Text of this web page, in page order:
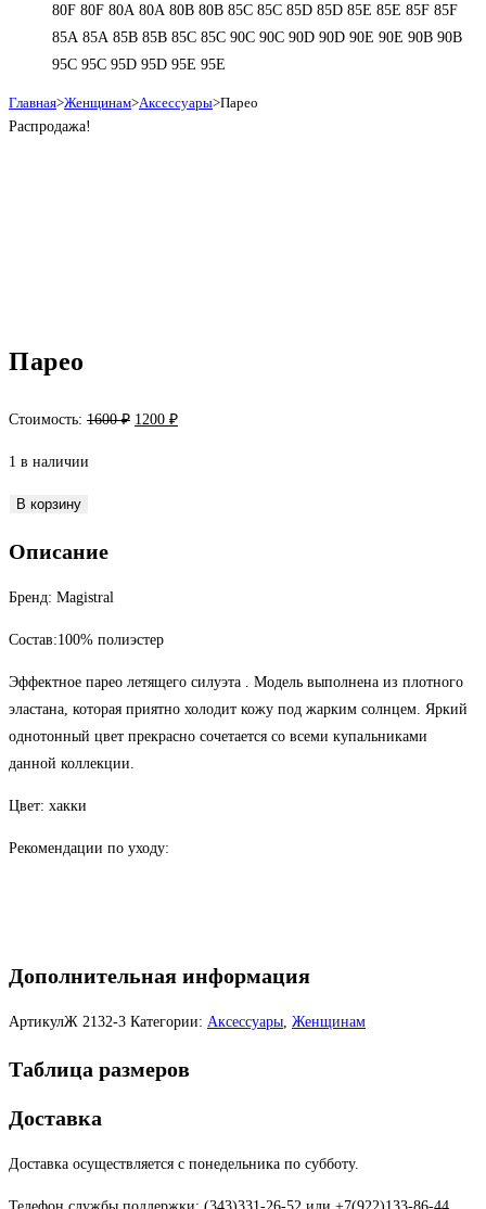
80F 80F 80А 80А 80В 80В 85C 85C 85D 85D 85E 85E 85F 85F
85А 85А 85В 85В 85С 85С 90C 90C 90D 90D 90E 90E 90В 90В
95C 95C 95D 95D 95E 95E
Главная>Женщинам>Аксессуары>Парео
Распродажа!
Парео
Стоимость: 1600₽ Первоначальная
1200 ₽Текущая
1 в наличии
Количество
Парео
В корзину
Описание
Бренд: Magistral
Состав:100% полиэстер
Эффектное парео летящего силуэта . Модель выполнена из плотного
эластана, которая приятно холодит кожу под жарким солнцем. Яркий
однотонный цвет прекрасно сочетается со всеми купальниками
данной коллекции.
Цвет: хакки
Рекомендации по уходу:
Дополнительная информация
АртикулЖ 2132-3 Категории: Аксессуары, Женщинам
Таблица размеров
Доставка
Доставка осуществляется с понедельника по субботу.